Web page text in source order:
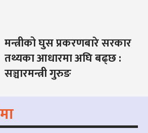
मन्त्रीको घुस प्रकरणबारे सरकार
तथ्यका आधारमा अघि बढ्छ :
सञ्चारमन्त्री गुरुङ